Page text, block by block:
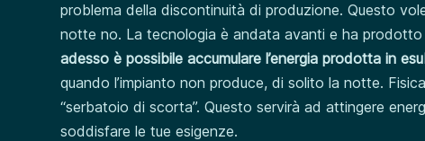
problema della discontinuità di produzione. Questo
notte no. La tecnologia è andata avanti e ha prodotto
adesso è possibile accumulare l’energia prodotta in
quando l’impianto non produce, di solito la notte.
“serbatoio di scorta”. Questo servirà ad attingere
soddisfare le tue esigenze.